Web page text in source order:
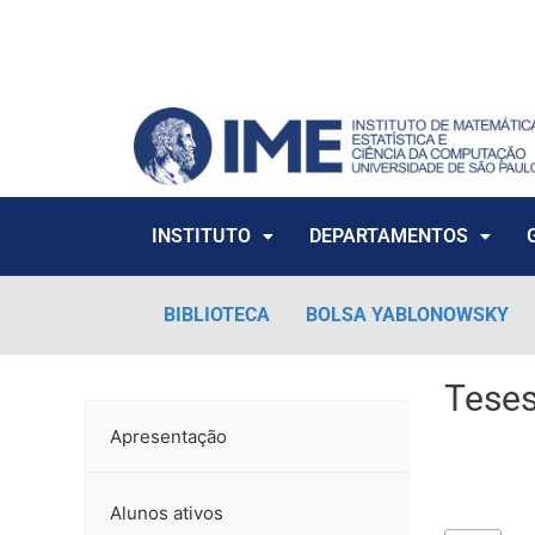
INSTITUTO DEPARTAMENTOS
BIBLIOTECA BOLSA YABLONOWSKY
Apresentação
Alunos ativos